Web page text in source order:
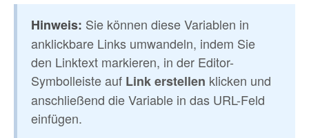
Hinweis: Sie können diese Variablen in
anklickbare Links umwandeln, indem Sie
den Linktext markieren, in der Editor-
Symbolleiste auf Link erstellen klicken und
anschließend die Variable in das URL-Feld
einfügen.